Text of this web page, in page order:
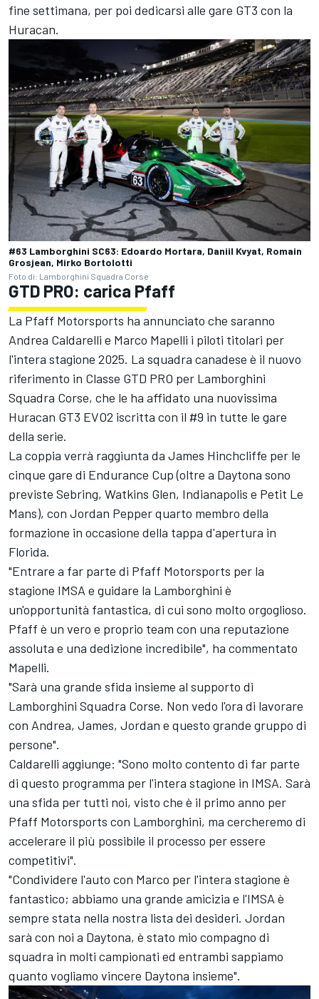
fine settimana, per poi dedicarsi alle gare GT3 con la
Huracan.
#63 Lamborghini SC63: Edoardo Mortara, Daniil Kvyat, Romain
Grosjean, Mirko Bortolotti
Foto di: Lamborghini Squadra Corse
GTD PRO: carica Pfaff
La Pfaff Motorsports ha annunciato che saranno
Andrea Caldarelli e Marco Mapelli i piloti titolari per
l'intera stagione 2025. La squadra canadese è il nuovo
riferimento in Classe GTD PRO per Lamborghini
Squadra Corse, che le ha affidato una nuovissima
Huracan GT3 EVO2 iscritta con il #9 in tutte le gare
della serie.
La coppia verrà raggiunta da James Hinchcliffe per le
cinque gare di Endurance Cup (oltre a Daytona sono
previste Sebring, Watkins Glen, Indianapolis e Petit Le
Mans), con Jordan Pepper quarto membro della
formazione in occasione della tappa d'apertura in
Florida.
"Entrare a far parte di Pfaff Motorsports per la
stagione IMSA e guidare la Lamborghini è
un'opportunità fantastica, di cui sono molto orgoglioso.
Pfaff è un vero e proprio team con una reputazione
assoluta e una dedizione incredibile", ha commentato
Mapelli.
"Sarà una grande sfida insieme al supporto di
Lamborghini Squadra Corse. Non vedo l'ora di lavorare
con Andrea, James, Jordan e questo grande gruppo di
persone".
Caldarelli aggiunge: "Sono molto contento di far parte
di questo programma per l'intera stagione in IMSA. Sarà
una sfida per tutti noi, visto che è il primo anno per
Pfaff Motorsports con Lamborghini, ma cercheremo di
accelerare il più possibile il processo per essere
competitivi".
"Condividere l'auto con Marco per l'intera stagione è
fantastico; abbiamo una grande amicizia e l'IMSA è
sempre stata nella nostra lista dei desideri. Jordan
sarà con noi a Daytona, è stato mio compagno di
squadra in molti campionati ed entrambi sappiamo
quanto vogliamo vincere Daytona insieme".